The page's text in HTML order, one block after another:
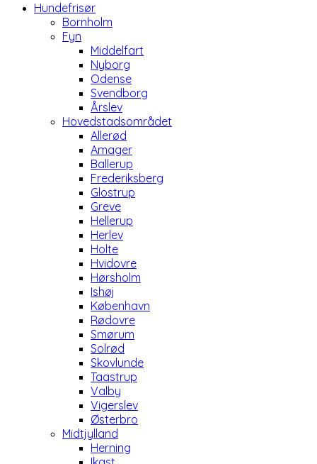
Hundefrisør
Bornholm
Fyn
Middelfart
Nyborg
Odense
Svendborg
Årslev
Hovedstadsområdet
Allerød
Amager
Ballerup
Frederiksberg
Glostrup
Greve
Hellerup
Herlev
Holte
Hvidovre
Hørsholm
Ishøj
København
Rødovre
Smørum
Solrød
Skovlunde
Taastrup
Valby
Vigerslev
Østerbro
Midtjylland
Herning